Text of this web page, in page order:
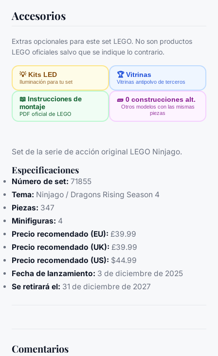
Accesorios
Extras opcionales para este set LEGO. No son productos
LEGO oficiales salvo que se indique lo contrario.
💡 Kits LED
Iluminación para tu set
🏆 Vitrinas
Vitrinas antipolvo de terceros
📖 Instrucciones de
montaje
PDF oficial de LEGO
🧱 0 construcciones alt.
Otros modelos con las mismas
piezas
Set de la serie de acción original LEGO Ninjago.
Especificaciones
Número de set: 71855
Tema: Ninjago / Dragons Rising Season 4
Piezas: 347
Minifiguras: 4
Precio recomendado (EU): £39.99
Precio recomendado (UK): £39.99
Precio recomendado (US): $44.99
Fecha de lanzamiento: 3 de diciembre de 2025
Se retirará el: 31 de diciembre de 2027
Comentarios